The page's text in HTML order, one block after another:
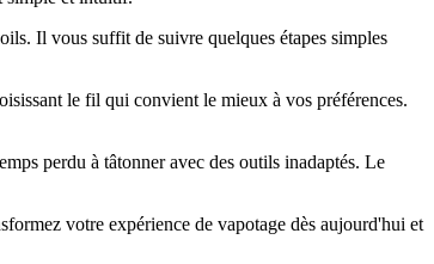
Il vous suffit de suivre quelques étapes simples
le fil qui convient le mieux à vos préférences.
perdu à tâtonner avec des outils inadaptés. Le
votre expérience de vapotage dès aujourd'hui et